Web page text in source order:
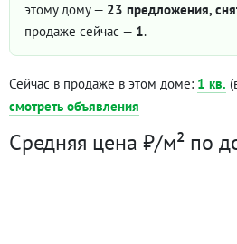
этому дому — 23 предложения,
продаже сейчас — 1.
Сейчас в продаже в этом доме: 1 кв.
смотреть объявления
Средняя цена ₽/м² по